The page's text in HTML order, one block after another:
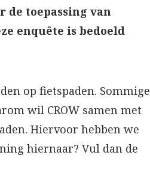
de toepassing van
enquête is bedoeld
op fietspaden. Sommige
wil CROW samen met
Hiervoor hebben we
hiernaar? Vul dan de